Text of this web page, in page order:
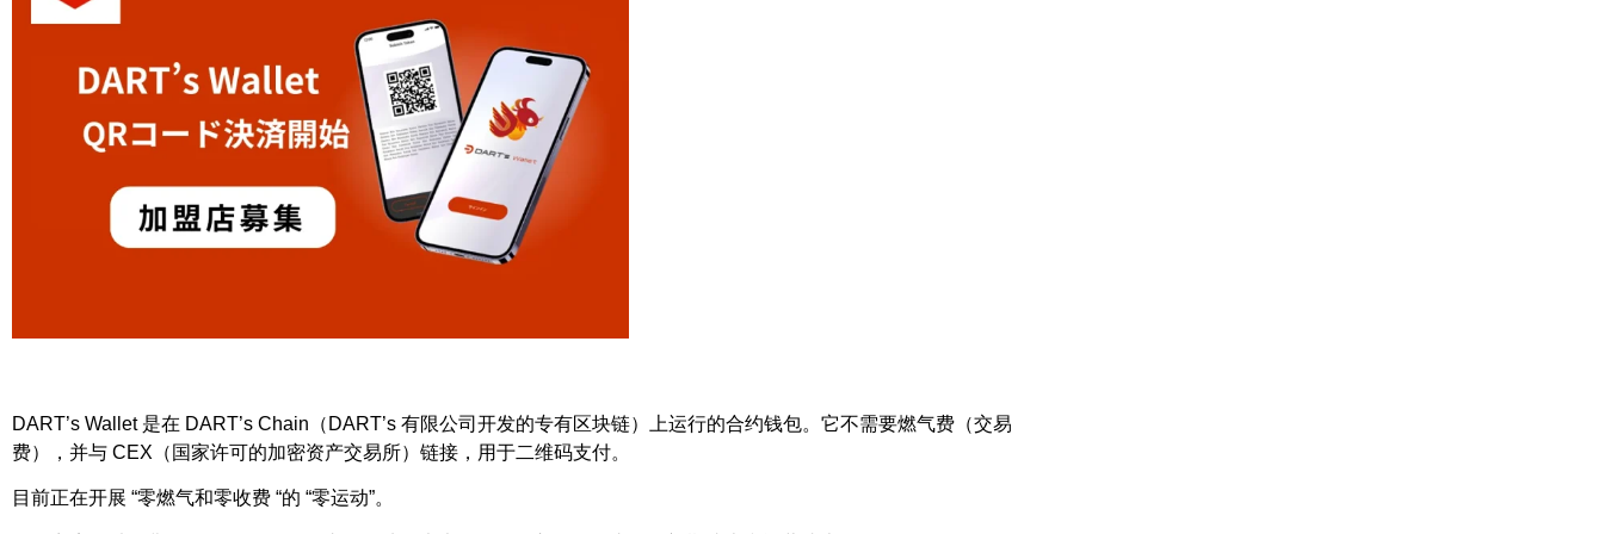
DART’s Wallet 是在 DART’s Chain（DART’s 有限公司开发的专有区块链）上运行的合约钱包。它不需要燃气费（交易
费），并与 CEX（国家许可的加密资产交易所）链接，用于二维码支付。
目前正在开展 “零燃气和零收费 “的 “零运动”。